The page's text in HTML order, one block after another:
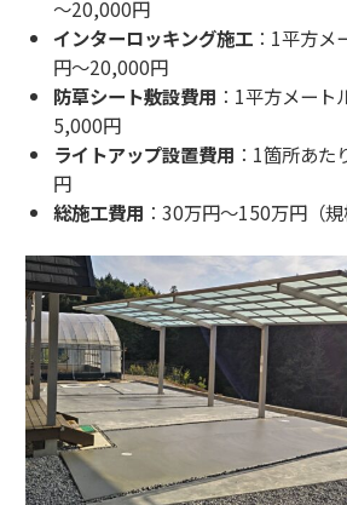
～20,000円
インターロッキング施工 ：1平方
円～20,000円
防草シート敷設費用 ：1平方メー
5,000円
ライトアップ設置費用 ：1箇所あ
円
総施工費用 ：30万円～150万円（規